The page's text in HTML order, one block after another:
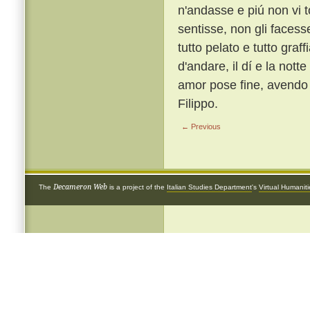
n'andasse e piú non vi
sentisse, non gli
tutto pelato e tutto
d'andare, il dí e la
amor pose fine,
Filippo.
← Previous
The Decameron Web is a project of the Italian Studies Department's Virtual